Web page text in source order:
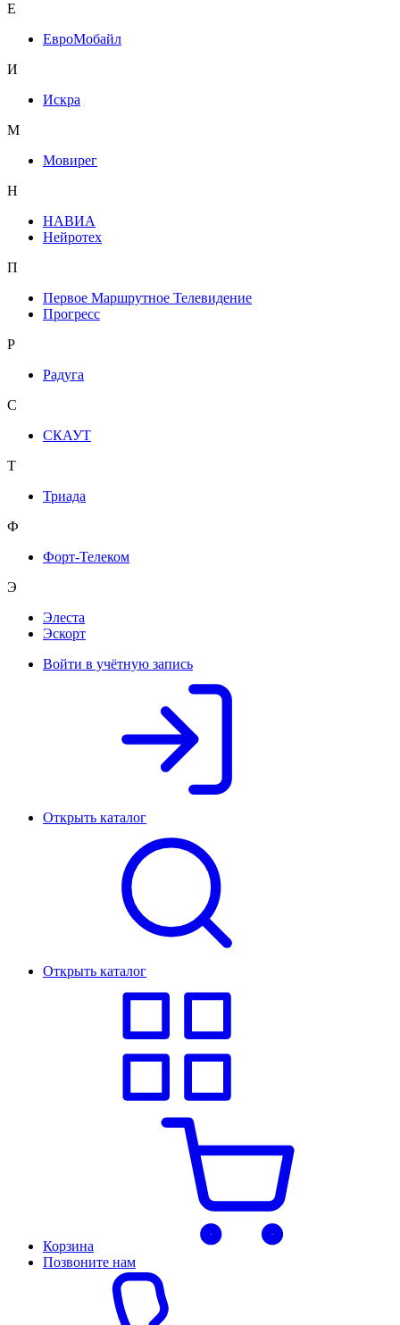
Е
ЕвроМобайл
И
Искра
М
Мовирег
Н
НАВИА
Нейротех
П
Первое Маршрутное Телевидение
Прогресс
Р
Радуга
С
СКАУТ
Т
Триада
Ф
Форт-Телеком
Э
Элеста
Эскорт
Войти в учётную запись
Открыть каталог
Открыть каталог
Корзина
Позвоните нам